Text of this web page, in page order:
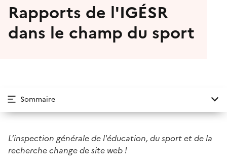
Rapports de l'IGÉSR
dans le champ du sport
Sommaire
L’inspection générale de l'éducation, du sport et de la
recherche change de site web !